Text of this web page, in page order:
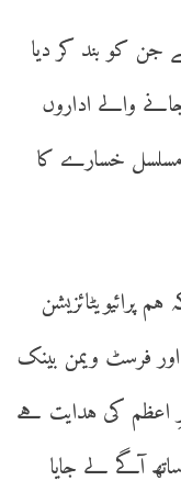
جن کو بند کر دیا
والے اداروں
مسلسل خسارے کا
پرائیویٹائزیشن
فرسٹ ویمن بینک
اعظم کی ہدایت ہے
آگے لے جایا